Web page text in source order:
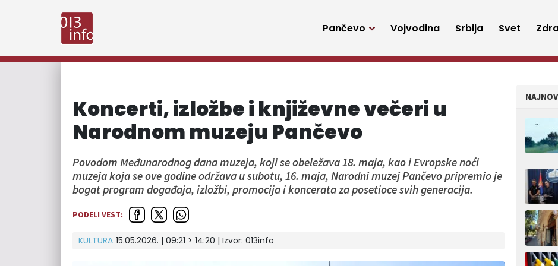
Pančevo Vojvodina Srbija Svet
Koncerti, izložbe i književne večeri u
Narodnom muzeju Pančevo
Povodom Međunarodnog dana muzeja, koji se obeležava 18. maja, kao i Evropske noći
muzeja koja se ove godine održava u subotu, 16. maja, Narodni muzej Pančevo pripremio je
bogat program događaja, izložbi, promocija i koncerata za posetioce svih generacija.
PODELI VEST:
KULTURA 15.05.2026. | 09:21 > 14:20 | Izvor: 013info